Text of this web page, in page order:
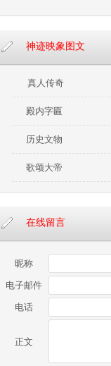
神迹映象图文
真人传奇
殿内字匾
历史文物
歌颂大帝
在线留言
昵称
电子邮件
电话
正文